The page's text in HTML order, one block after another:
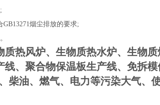
烟尘排放的要求;
热风炉、生物质热水炉、生物
、聚合物保温板生产线、免拆
柴油、燃气、电力等污染大气